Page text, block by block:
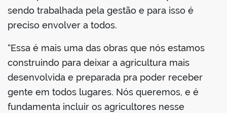
sendo trabalhada pela gestão e para isso é
preciso envolver a todos.
“Essa é mais uma das obras que nós estamos
construindo para deixar a agricultura mais
desenvolvida e preparada pra poder receber
gente em todos lugares. Nós queremos, e é
fundamenta incluir os agricultores nesse